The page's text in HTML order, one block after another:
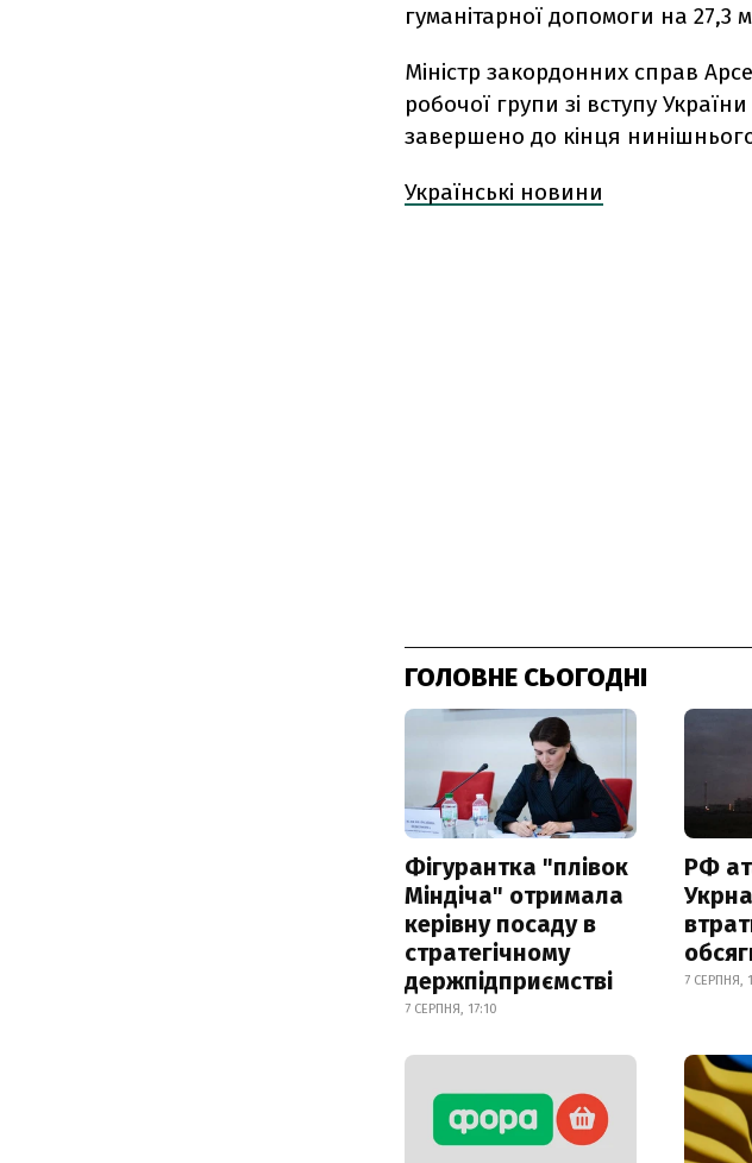
гуманітарної допомоги на 27,3
Міністр закордонних справ
робочої групи зі вступу
завершено до кінця
Українські новини
ГОЛОВНЕ СЬОГОДНІ
Фігурантка "плівок
Міндіча" отримала
керівну посаду в
стратегічному
держпідприємстві
7 СЕРПНЯ, 17:10
РФ
7 СЕРПНЯ,